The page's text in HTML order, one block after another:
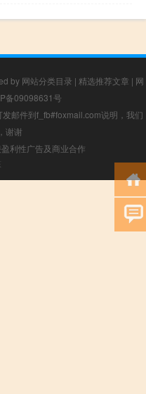
by 网站分类目录 | 精选推荐文章 | 网
备09098631号
邮件到f_fb#foxmail.com说明，我们
谢谢
利性广告及商业合作